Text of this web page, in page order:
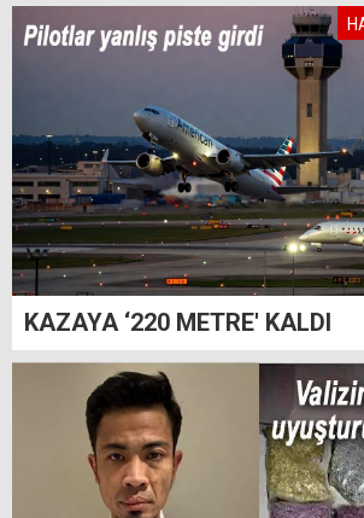
KAZAYA ‘220 METRE' KALDI